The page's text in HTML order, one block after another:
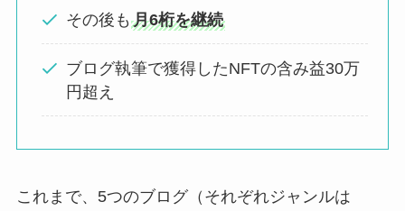
その後も 月6桁を継続
ブログ執筆で獲得したNFTの含み益30万
円超え
これまで、5つのブログ（それぞれジャンルは